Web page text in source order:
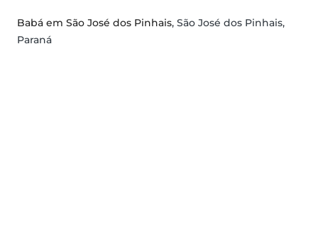
Babá em São José dos Pinhais, São José dos Pinhais,
Paraná